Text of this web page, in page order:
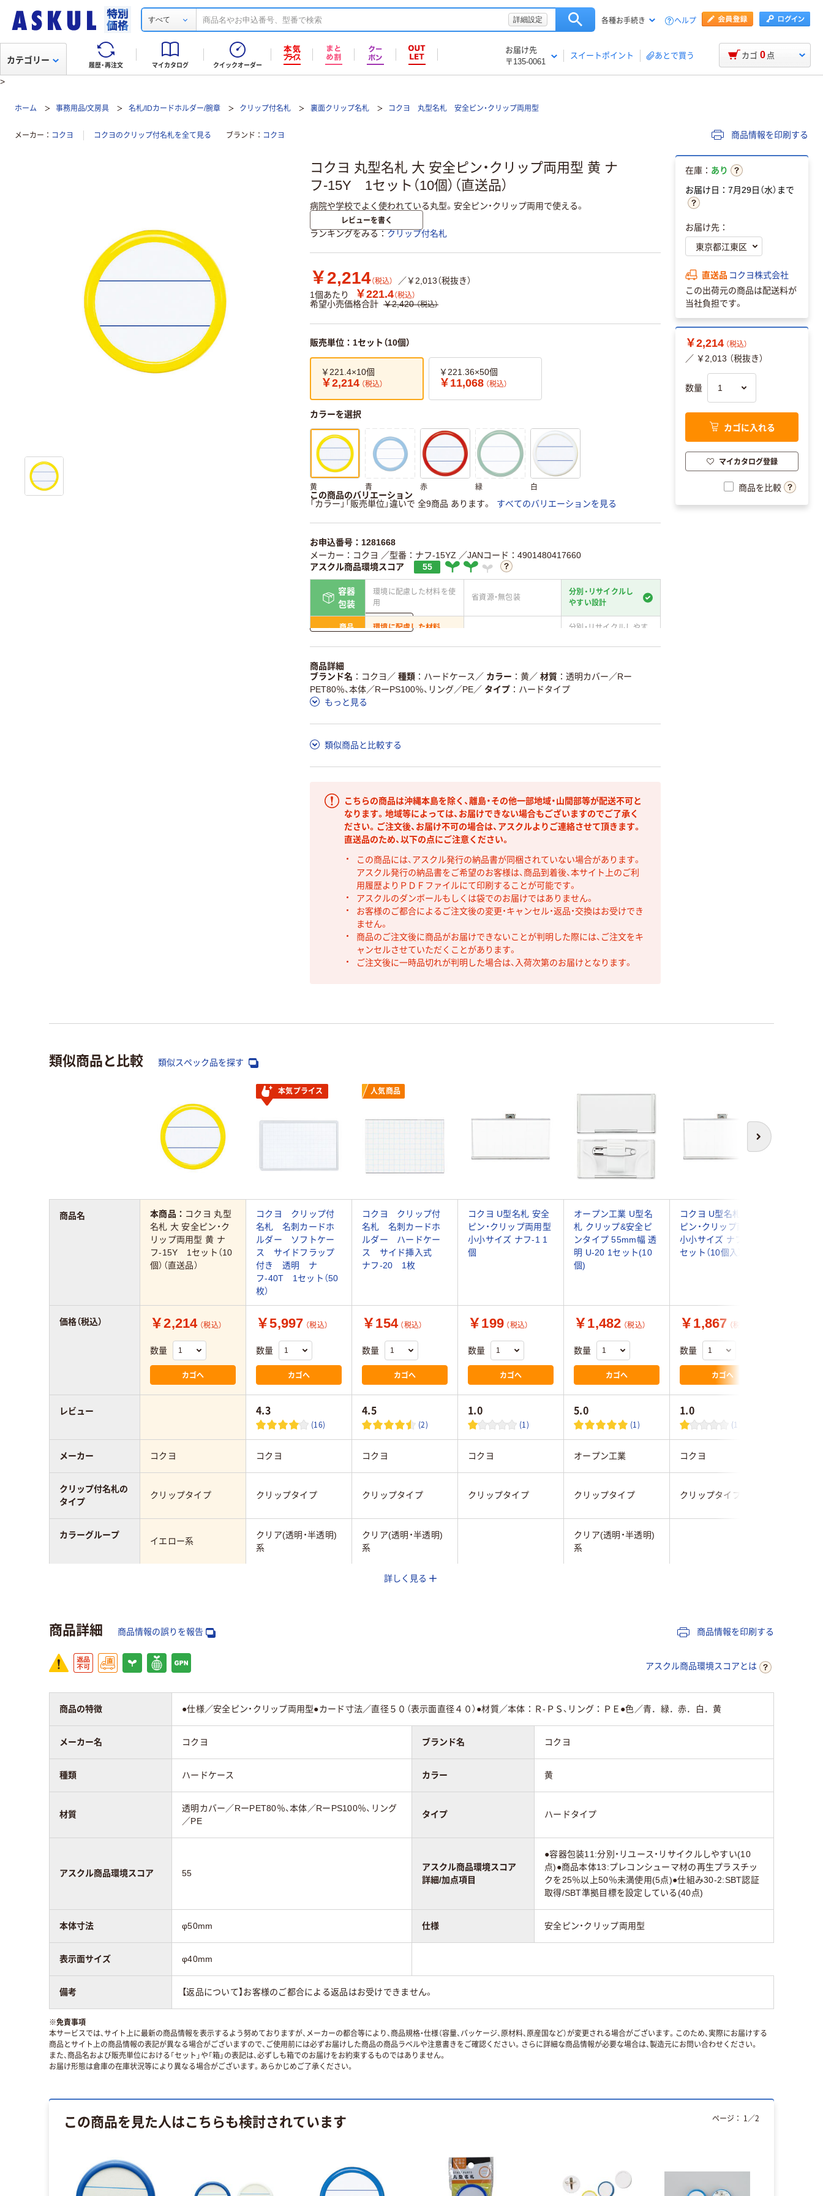
すべて 詳細設定 各種お手続き ヘルプ
履歴・再注文 マイカタログ クイックオーダー
お届け先
〒135-0061
スイートポイント あとで買う
カテゴリー カゴ 0 点
>
ホーム 事務用品/文房具 名札/IDカードホルダー/腕章 クリップ付名札 裏面クリップ名札 コクヨ 丸型名札 安全ピン・クリップ両用型
メーカー コクヨ コクヨのクリップ付名札を全て見る ブランド コクヨ 商品情報を印刷する
コクヨ 丸型名札 大 安全ピン・クリップ両用型 黄 ナ
フ-15Y 1セット（10個）（直送品）
病院や学校でよく使われている丸型。安全ピン・クリップ両用で使える。
レビューを書く
ランキングをみる クリップ付名札
￥2,214（税込）
／￥2,013（税抜き）
1個あたり
￥221.4（税込）
希望小売価格合計 ￥2,420 （税込）
販売単位：1セット（10個）
￥221.4×10個
￥2,214 （税込）
￥221.36×50個
￥11,068 （税込）
カラーを選択
黄 青 赤 緑 白
この商品のバリエーション
「カラー」「販売単位」違いで 全9商品 あります。
すべてのバリエーションを見る
お申込番号：1281668
メーカー：コクヨ ／型番：ナフ-15YZ ／JANコード：4901480417660
アスクル商品環境スコア
55
容器
包装
環境に配慮した材料を使
用
省資源・無包装
分別・リサイクルし
やすい設計
商品
環境に配慮した材料
分別・リサイクルしやす
仕組
る
ている
削減
この商品の環境配慮ポイントです。詳しくはページ下部の商品詳細「
ア詳細／加点項目
詳しく見る
商品詳細
ブランド名
コクヨ ／ 種類 ハードケース ／ カラー 黄／ 材質
透明カバー／Rー
PET80％、本体／RーPS100％、リング／PE／ タイプ
ハードタイプ
もっと見る
類似商品と比較する
こちらの商品は沖縄本島を除く、離島・その他一部地域・山間部等が配送不可と
なります。地域等によっては、お届けできない場合もございますのでご了承く
ださい。ご注文後、お届け不可の場合は、アスクルよりご連絡させて頂きます。
直送品のため、以下の点にご注意ください。
この商品には、アスクル発行の納品書が同梱されていない場合があります。
アスクル発行の納品書をご希望のお客様は、商品到着後、本サイト上のご利
用履歴よりＰＤＦファイルにて印刷することが可能です。
アスクルのダンボールもしくは袋でのお届けではありません。
お客様のご都合によるご注文後の変更・キャンセル・返品・交換はお受けでき
ません。
商品のご注文後に商品がお届けできないことが判明した際には、ご注文をキ
ャンセルさせていただくことがあります。
ご注文後に一時品切れが判明した場合は、入荷次第のお届けとなります。
在庫： あり
お届け日：7月29日（水）まで
お届け先：
直送品 コクヨ株式会社
この出荷元の商品は配送料が
当社負担です。
￥2,214 （税込）
／ ￥2,013 （税抜き）
数量
カゴに入れる
マイカタログ登録
商品を比較
類似商品と比較 類似スペック品を探す
次へ
本気プライス 人気商品
本商品： コクヨ 丸型
名札 大 安全ピン・ク
リップ両用型 黄 ナ
フ-15Y 1セット（10
個）（直送品）
コクヨ クリップ付
名札 名刺カードホ
ルダー ソフトケー
ス サイドフラップ
付き 透明 ナ
フ-40T 1セット（50
枚）
コクヨ クリップ付
名札 名刺カードホ
ルダー ハードケー
ス サイド挿入式
ナフ-20 1枚
コクヨ U型名札 安全
ピン・クリップ両用型
小小サイズ ナフ-1 1
個
オープン工業 U型名
札 クリップ&安全ピ
ンタイプ 55mm幅 透
明 U-20 1セット(10
個)
コクヨ U型名札 安全
ピン・クリップ両用型
小小サイズ ナフ-1 1
セット（10個入）
￥2,214 （税込）
数量
カゴへ
￥5,997 （税込）
数量
カゴへ
￥154 （税込）
数量
カゴへ
￥199 （税込）
数量
カゴへ
￥1,482 （税込）
数量
カゴへ
￥1,867 （税込）
数量
カゴへ
4.3
(16)
4.5
(2)
1.0
(1)
5.0
(1)
1.0
(1)
コクヨ コクヨ コクヨ コクヨ オープン工業 コクヨ
クリップタイプ クリップタイプ クリップタイプ クリップタイプ クリップタイプ クリップタイプ
イエロー系
クリア(透明・半透明)
系
クリア(透明・半透明)
系
クリア(透明・半透明)
系
55
商品名
価格（税込）
レビュー
メーカー
クリップ付名札の
タイプ
カラーグループ
アスクル商品環境
詳しく見る
商品詳細 商品情報の誤りを報告 商品情報を印刷する
アスクル商品環境スコアとは
商品の特徴 ●仕様／安全ピン・クリップ両用型●カード寸法／直径５０（表示面直径４０）●材質／本体：Ｒ-ＰＳ、リング：ＰＥ●色／青．緑．赤．白．黄
メーカー名 コクヨ ブランド名 コクヨ
種類 ハードケース カラー 黄
材質
透明カバー／RーPET80％、本体／RーPS100％、リング
／PE
タイプ ハードタイプ
アスクル商品環境スコア 55
アスクル商品環境スコア
詳細/加点項目
●容器包装11:分別・リユース・リサイクルしやすい(10
点)●商品本体13:プレコンシューマ材の再生プラスチッ
クを25％以上50％未満使用(5点)●仕組み30-2:SBT認証
取得/SBT準拠目標を設定している(40点)
本体寸法 φ50mm 仕様 安全ピン・クリップ両用型
表示面サイズ φ40mm
備考 【返品について】お客様のご都合による返品はお受けできません。
※免責事項
本サービスでは、サイト上に最新の商品情報を表示するよう努めておりますが、メーカーの都合等により、商品規格・仕様（容量、パッケージ、原材料、原産国など）が変更される場合がございます。このため、実際にお届けする
商品とサイト上の商品情報の表記が異なる場合がございますので、ご使用前には必ずお届けした商品の商品ラベルや注意書きをご確認ください。さらに詳細な商品情報が必要な場合は、製造元にお問い合わせください。
また、商品名および販売単位における「セット」や「箱」の表記は、必ずしも箱でのお届けをお約束するものではありません。
お届け形態は倉庫の在庫状況等により異なる場合がございます。あらかじめご了承ください。
この商品を見た人はこちらも検討されています ページ： 1 ／2